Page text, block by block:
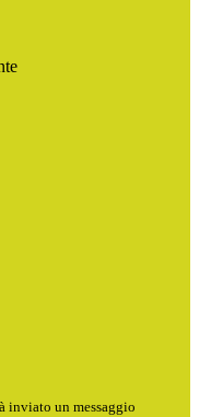
inviato un messaggio